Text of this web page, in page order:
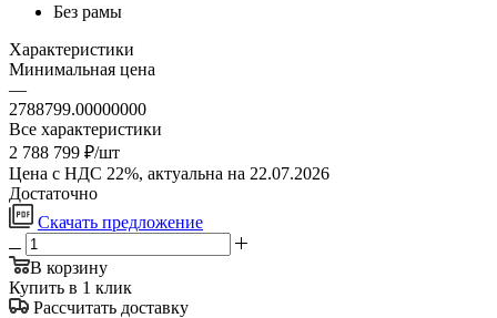
Без рамы
Характеристики
Минимальная цена
—
2788799.00000000
Все характеристики
2 788 799 ₽/шт
Цена с НДС 22%, актуальна на 22.07.2026
Достаточно
Скачать предложение
В корзину
Купить в 1 клик
Рассчитать доставку